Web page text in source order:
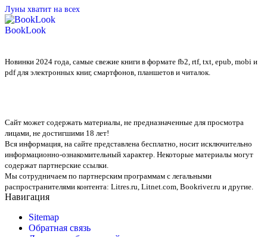
Луны хватит на всех
BookLook
Новинки 2024 года, самые свежие книги в формате fb2, rtf, txt, epub, mobi и
pdf для электронных книг, смартфонов, планшетов и читалок.
Сайт может содержать материалы, не предназначенные для просмотра
лицами, не достигшими 18 лет!
Вся информация, на сайте представлена бесплатно, носит исключительно
информационно-ознакомительный характер. Некоторые материалы могут
содержат партнерские ссылки.
Мы сотрудничаем по партнерским программам с легальными
распространителями контента: Litres.ru, Litnet.com, Bookriver.ru и другие.
Навигация
Sitemap
Обратная связь